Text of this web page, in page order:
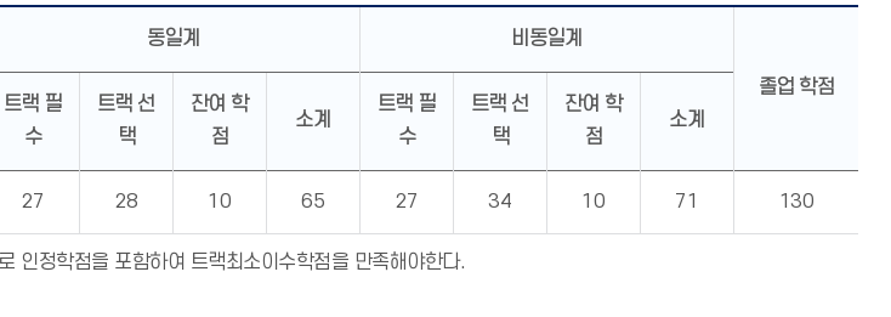
동일계 비동일계
졸업 학점
트랙 필
수
트랙 선
택
잔여 학
점
소계
트랙 필
수
트랙 선
택
잔여 학
점
소계
27 28 10 65 27 34 10 71 130
인정학점을 포함하여 트랙최소이수학점을 만족해야한다.